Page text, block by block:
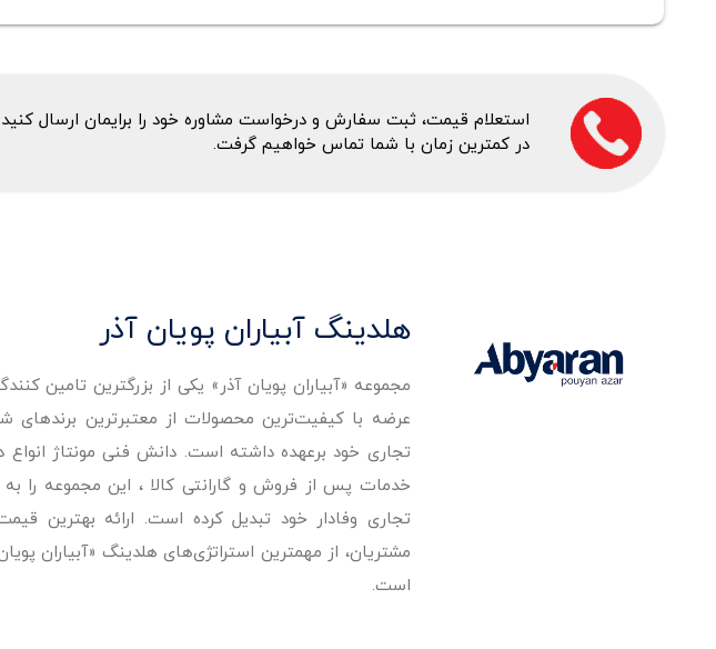
استعلام قیمت، ثبت سفارش و درخواست مشاوره خود را برایمان ارسال کنید
در کمترین زمان با شما تماس خواهیم گرفت.
هلدینگ آبیاران پویان آذر
مجموعه «آبیاران پویان آذر» یکی از بزرگترین تامین
تجاری خود برعهده داشته است. دانش فنی مونتاژ انواع
خدمات پس از فروش و گارانتی کالا ، این مجموعه را به
تجاری وفادار خود تبدیل کرده است. ارائه بهترین
مشتریان، از مهمترین استراتژی‌های هلدینگ «آبیاران
است.